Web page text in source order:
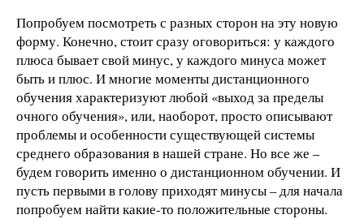
Попробуем посмотреть с разных сторон на эту новую
форму. Конечно, стоит сразу оговориться: у каждого
плюса бывает свой минус, у каждого минуса может
быть и плюс. И многие моменты дистанционного
обучения характеризуют любой «выход за пределы
очного обучения», или, наоборот, просто описывают
проблемы и особенности существующей системы
среднего образования в нашей стране. Но все же –
будем говорить именно о дистанционном обучении. И
пусть первыми в голову приходят минусы – для начала
попробуем найти какие-то положительные стороны.